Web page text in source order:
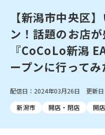
新潟市
中越
開店
リニューアル・移転 休業
新潟市・開店
新潟市・閉
ラーメン
和食
体験・販売
趣味・展示会
施設・ショップ
食品メーカー・県産
観光スポット
温泉・入浴
特集・まとめ記事
ランキング
開店まとめ
閉店まとめ
ラーメンまとめ
飲食店ま
ショッピングモール・
大型施設
インテリア・雑貨
外食
新車・中古車・カー用品
【新潟市中央区
ン！話題のお店
『CoCoLo新潟
ープンに行って
配信日：2024年03月26日 更新日
新潟市
開店・閉店 開店